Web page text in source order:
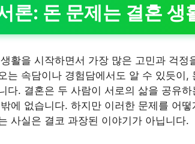
론: 돈 문제는 결혼 생
활을 시작하면서 가장 많은 고민과 걱정
는 속담이나 경험담에서도 알 수 있듯이
다. 결혼은 두 사람이 서로의 삶을 공유
에 없습니다. 하지만 이러한 문제를 어
사실은 결코 과장된 이야기가 아닙니다.